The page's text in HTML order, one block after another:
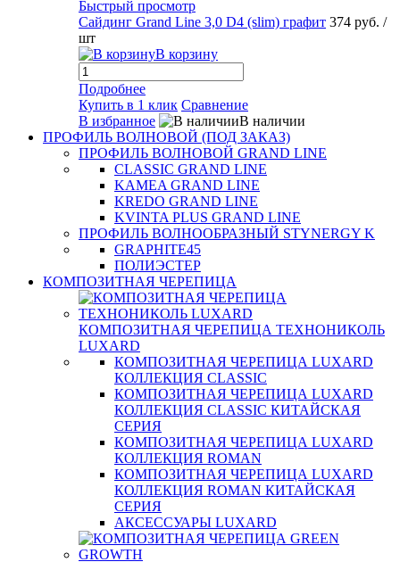
Быстрый просмотр
Сайдинг Grand Line 3,0 D4 (slim) графит 374 руб. /
шт
В корзину
Подробнее
Купить в 1 клик Сравнение
В избранное
В наличии
ПРОФИЛЬ ВОЛНОВОЙ (ПОД ЗАКАЗ)
ПРОФИЛЬ ВОЛНОВОЙ GRAND LINE
CLASSIC GRAND LINE
KAMEA GRAND LINE
KREDO GRAND LINE
KVINTA PLUS GRAND LINE
ПРОФИЛЬ ВОЛНООБРАЗНЫЙ STYNERGY K
GRAPHITE45
ПОЛИЭСТЕР
КОМПОЗИТНАЯ ЧЕРЕПИЦА
КОМПОЗИТНАЯ ЧЕРЕПИЦА ТЕХНОНИКОЛЬ
LUXARD
КОМПОЗИТНАЯ ЧЕРЕПИЦА LUXARD
КОЛЛЕКЦИЯ CLASSIC
КОМПОЗИТНАЯ ЧЕРЕПИЦА LUXARD
КОЛЛЕКЦИЯ CLASSIC КИТАЙСКАЯ
СЕРИЯ
КОМПОЗИТНАЯ ЧЕРЕПИЦА LUXARD
КОЛЛЕКЦИЯ ROMAN
КОМПОЗИТНАЯ ЧЕРЕПИЦА LUXARD
КОЛЛЕКЦИЯ ROMAN КИТАЙСКАЯ
СЕРИЯ
АКСЕССУАРЫ LUXARD